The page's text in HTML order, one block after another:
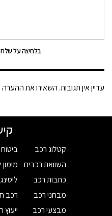
בלחיצה על
עדיין אין תגובות. השאירו את
קטלוג רכב
השוואת רכבים
כתבות רכב
מבחני רכב
מבצעי רכב
ליסינג
רכב
ייעוץ